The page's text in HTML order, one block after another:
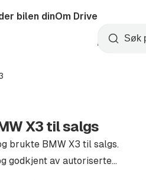
Startside
bilen dinOm Drive
Opprett
konto
Søk
X3 til salgs
brukte BMW X3 til salgs.
godkjent av autoriserte